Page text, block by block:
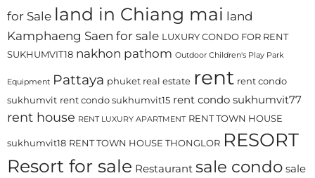
for Sale land in Chiang mai land
Kamphaeng Saen for sale LUXURY CONDO FOR RENT
SUKHUMVIT18 nakhon pathom Outdoor Children's Play Park
Equipment Pattaya phuket real estate rent rent condo
sukhumvit rent condo sukhumvit15 rent condo sukhumvit77
rent house RENT LUXURY APARTMENT RENT TOWN HOUSE
sukhumvit18 RENT TOWN HOUSE THONGLOR RESORT
Resort for sale Restaurant sale condo sale